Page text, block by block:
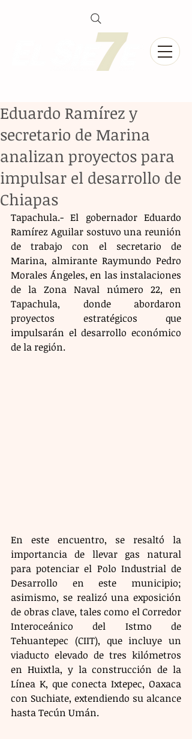
Eduardo Ramírez y
secretario de Marina
analizan proyectos para
impulsar el desarrollo de
Chiapas
Tapachula.- El gobernador Eduardo
Ramírez Aguilar sostuvo una reunión
de trabajo con el secretario de
Marina, almirante Raymundo Pedro
Morales Ángeles, en las instalaciones
de la Zona Naval número 22, en
Tapachula, donde abordaron
proyectos estratégicos que
impulsarán el desarrollo económico
de la región.
En este encuentro, se resaltó la
importancia de llevar gas natural
para potenciar el Polo Industrial de
Desarrollo en este municipio;
asimismo, se realizó una exposición
de obras clave, tales como el Corredor
Interoceánico del Istmo de
Tehuantepec (CIIT), que incluye un
viaducto elevado de tres kilómetros
en Huixtla, y la construcción de la
Línea K, que conecta Ixtepec, Oaxaca
con Suchiate, extendiendo su alcance
hasta Tecún Umán.